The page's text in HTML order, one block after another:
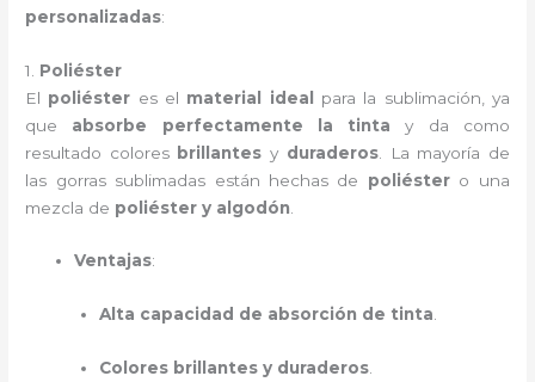
personalizadas:
1. Poliéster
El poliéster es el material ideal para la sublimación, ya
que absorbe perfectamente la tinta y da como
resultado colores brillantes y duraderos. La mayoría de
las gorras sublimadas están hechas de poliéstero una
mezcla de poliéster y algodón
Ventajas:
Alta capacidad de absorción de tinta.
Colores brillantes y duraderos.